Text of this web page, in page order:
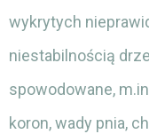
wykrytych
niestabilnością
spowodowane,
koron, wady pnia,